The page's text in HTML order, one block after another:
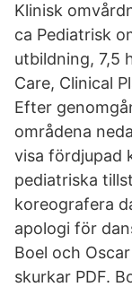
Klinisk
ca Pediatrisk
utbildning, 7,5
Care, Clinical
Efter
områdena
visa fördjupad
pediatriska
koreografera
apologi för
Boel och
skurkar PDF.